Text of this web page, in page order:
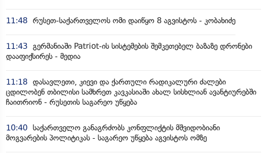
11:48 რუსეთ-საქართველოს ომი დაიწყო 8 აგვისტოს - კობახიძე
11:43 გერმანიაში Patriot-ის სისტემების შემკეთებელ ბაზაზე დრონები
დააფიქსირეს - მედია
11:18 დასავლეთი, კიევი და ქართული რადიკალური ძალები
ცდილობენ თბილისი სამხრეთ კავკასიაში ახალ სისხლიან ავანტიურებში
ჩაითრიონ - რუსეთის საგარეო უწყება
10:40 საქართველო განაგრძობს კონფლიქტის მშვიდობიანი
მოგვარების პოლიტიკას - საგარეო უწყება აგვისტოს ომზე